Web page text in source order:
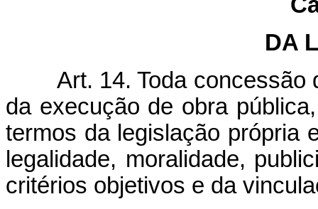
DA
Art. 14. Toda concessão
da execução de obra
termos da legislação própria
legalidade, moralidade,
critérios objetivos e da